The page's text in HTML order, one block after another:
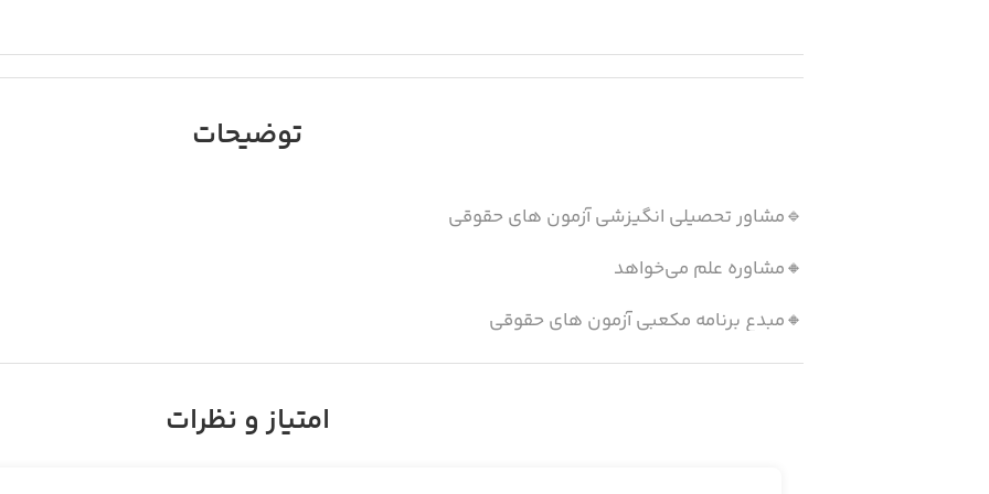
توضیحات
🔹مشاور تحصیلی انگیزشی آزمون های حقوقی
🔸مشاوره علم می‌خواهد
🔸مبدع برنامه مکعبی آزمون های حقوقی
امتیاز و نظرات